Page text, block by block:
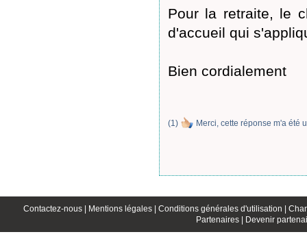
Pour la retraite, le
d'accueil qui
Bien cordialement
(1) Merci, cette réponse m'a été
Contactez-nous | Mentions légales | Conditions générales d'utilisation |
Partenaires |
Devenir